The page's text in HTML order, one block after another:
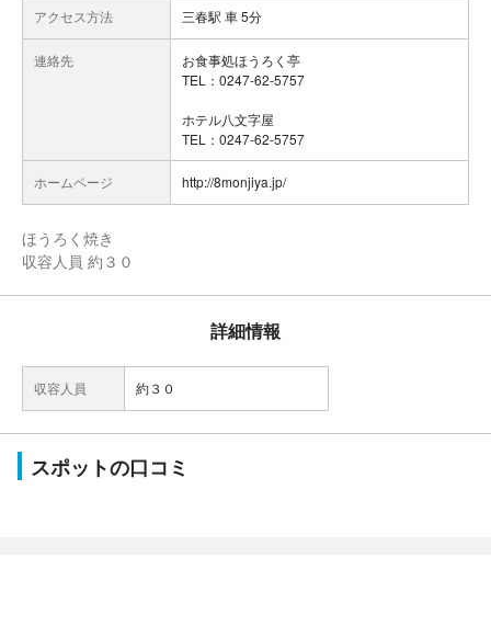
アクセス方法 三春駅 車 5分
連絡先
お食事処ほうろく亭
TEL：0247-62-5757
ホテル八文字屋
TEL：0247-62-5757
ホームページ http://8monjiya.jp/
ほうろく焼き
収容人員 約３０
詳細情報
収容人員 約３０
スポットの口コミ